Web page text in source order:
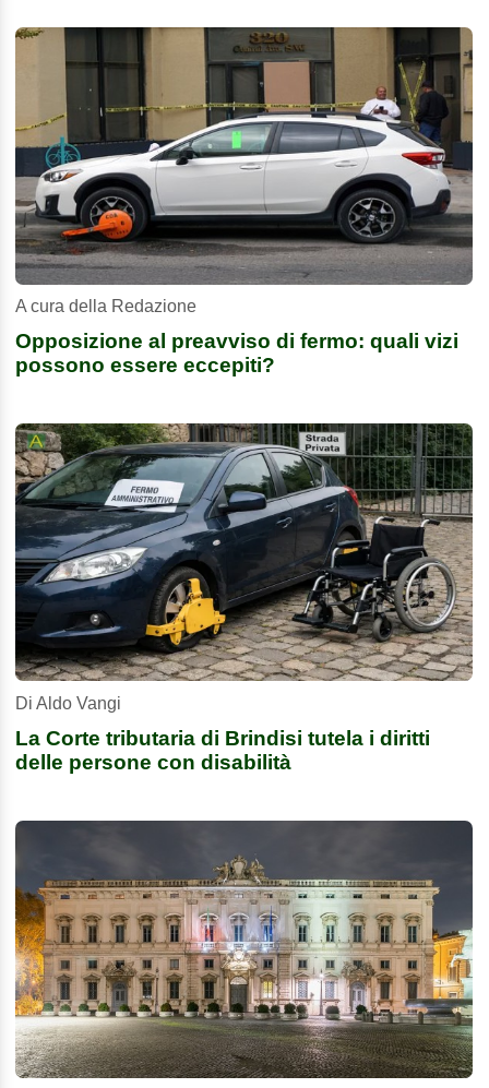
A cura della Redazione
Opposizione al preavviso di fermo: quali vizi
possono essere eccepiti?
Di Aldo Vangi
La Corte tributaria di Brindisi tutela i diritti
delle persone con disabilità